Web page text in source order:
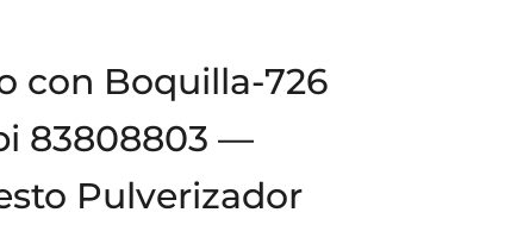
con Boquilla-726
83808803 —
Pulverizador